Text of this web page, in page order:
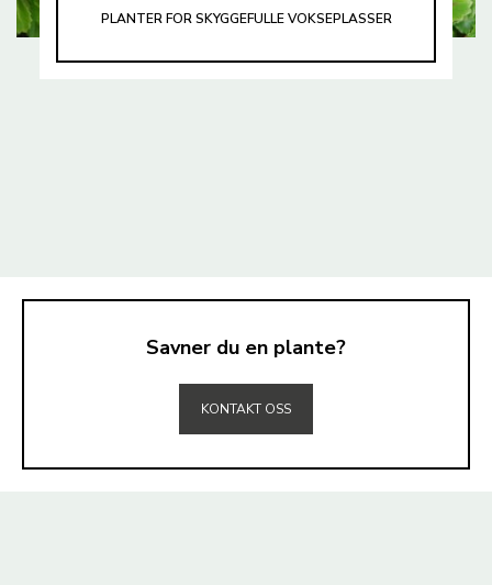
PLANTER FOR SKYGGEFULLE VOKSEPLASSER
Savner du en plante?
KONTAKT OSS